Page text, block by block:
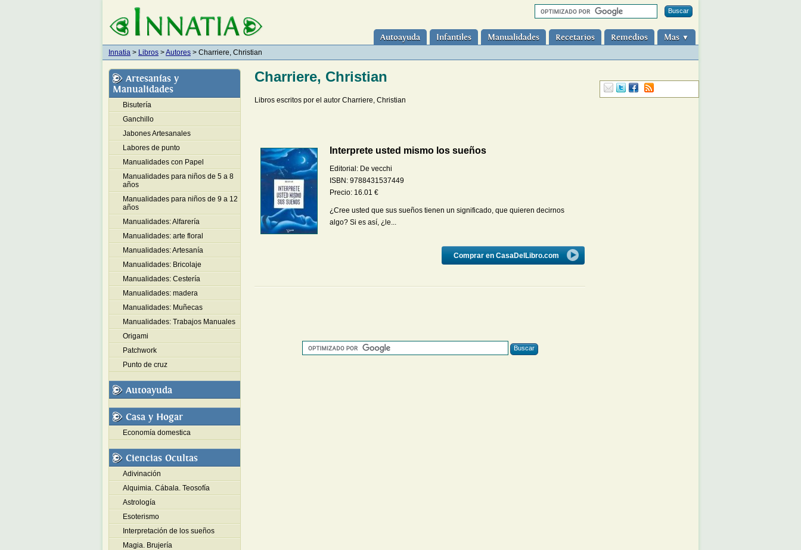
Autoayuda Infantiles Manualidades Recetarios Remedios Mas ▼
Innatia > Libros >Autores > Charriere, Christian
Charriere, Christian
Libros escritos por el autor Charriere, Christian
Interprete usted mismo los sueños
Editorial: De vecchi
ISBN: 9788431537449
Precio: 16.01 €
¿Cree usted que sus sueños tienen un significado, que quieren decirnos
algo? Si es así, ¿le...
Comprar en CasaDelLibro.com
Artesanías y
Manualidades
Bisutería
Ganchillo
Jabones Artesanales
Labores de punto
Manualidades con Papel
Manualidades para niños de 5 a 8
años
Manualidades para niños de 9 a 12
años
Manualidades: Alfarería
Manualidades: arte floral
Manualidades: Artesanía
Manualidades: Bricolaje
Manualidades: Cestería
Manualidades: madera
Manualidades: Muñecas
Manualidades: Trabajos Manuales
Origami
Patchwork
Punto de cruz
Autoayuda
Casa y Hogar
Economía domestica
Ciencias Ocultas
Adivinación
Alquimia. Cábala. Teosofía
Astrología
Esoterismo
Interpretación de los sueños
Magia. Brujería